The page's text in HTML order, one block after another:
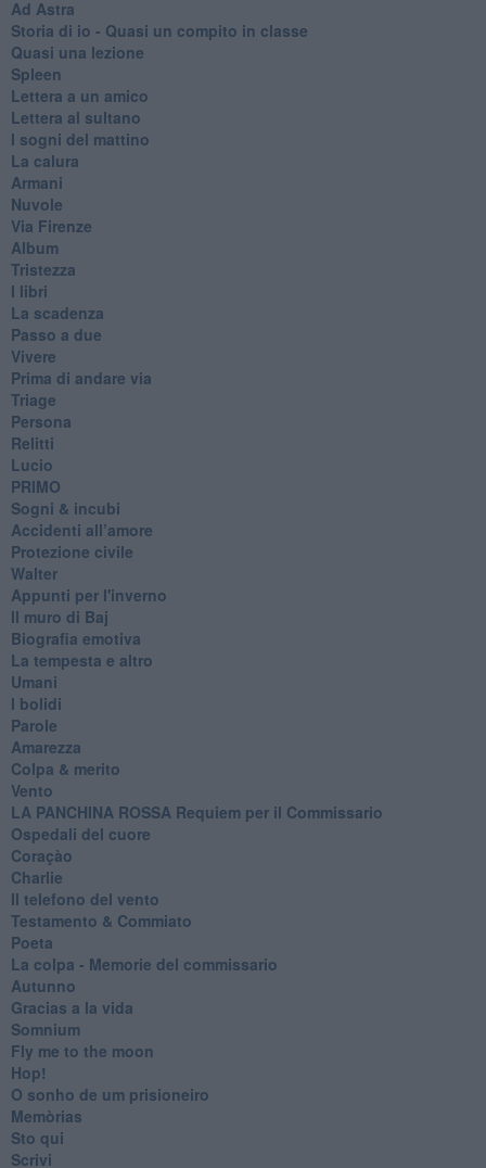
Ad Astra
Storia di io - Quasi un compito in classe
Quasi una lezione
Spleen
Lettera a un amico
Lettera al sultano
I sogni del mattino
La calura
Armani
Nuvole
Via Firenze
Album
Tristezza
I libri
La scadenza
Passo a due
Vivere
Prima di andare via
Triage
Persona
Relitti
Lucio
PRIMO
Sogni & incubi
Accidenti all’amore
Protezione civile
Walter
Appunti per l'inverno
Il muro di Baj
Biografia emotiva
La tempesta e altro
Umani
I bolidi
Parole
Amarezza
Colpa & merito
Vento
​LA PANCHINA ROSSA Requiem per il Commissario
Ospedali del cuore
Coraçào
Charlie
Il telefono del vento
Testamento & Commiato
Poeta
​La colpa - Memorie del commissario
Autunno
Gracias a la vida
Somnium
Fly me to the moon
Hop!
O sonho de um prisioneiro
Memòrias
Sto qui
Scrivi